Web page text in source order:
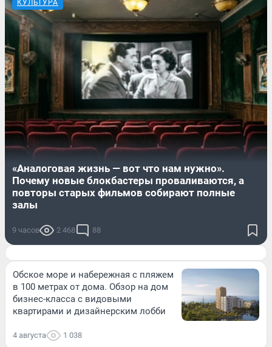
КУЛЬТУРА
«Аналоговая жизнь — вот что нам нужно».
Почему новые блокбастеры проваливаются, а
повторы старых фильмов собирают полные
залы
9 часов 2 468 88
Обское море и набережная с пляжем
в 100 метрах от дома. Обзор на дом
бизнес-класса с видовыми
квартирами и дизайнерским лобби
4 августа 1 038